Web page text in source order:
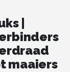
|
maaiers